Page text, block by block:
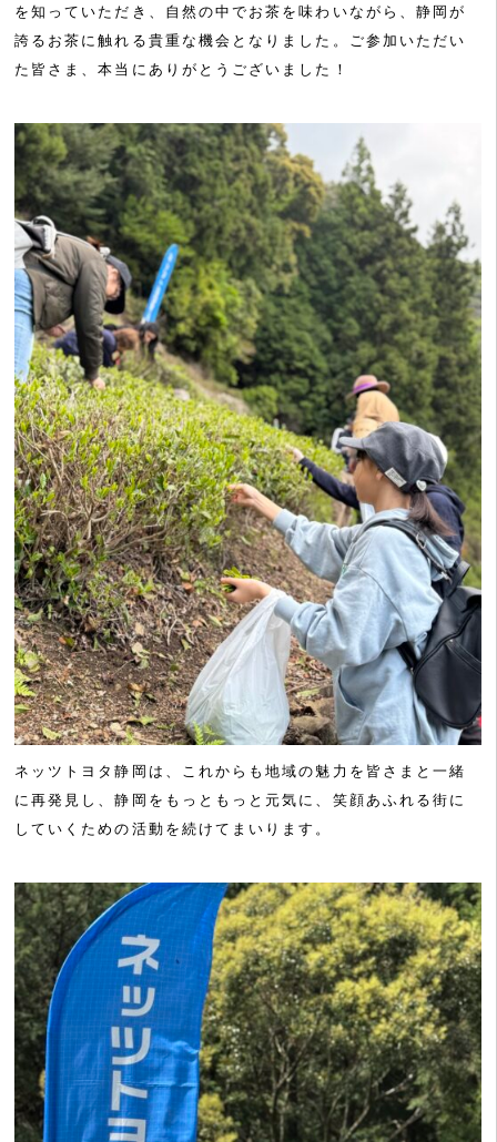
を知っていただき、自然の中でお茶を味わいながら、静岡が
誇るお茶に触れる貴重な機会となりました。ご参加いただい
た皆さま、本当にありがとうございました！
ネッツトヨタ静岡は、これからも地域の魅力を皆さまと一緒
に再発見し、静岡をもっともっと元気に、笑顔あふれる街に
していくための活動を続けてまいります。